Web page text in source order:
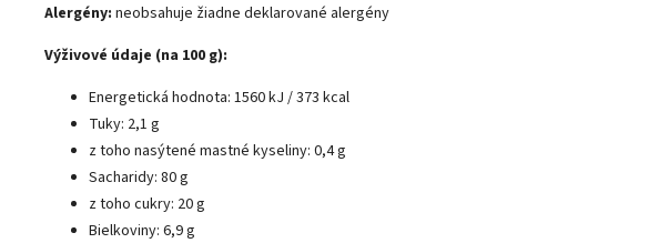
Alergény: neobsahuje žiadne deklarované alergény
Výživové údaje (na 100 g):
Energetická hodnota: 1560 kJ / 373 kcal
Tuky: 2,1 g
z toho nasýtené mastné kyseliny: 0,4 g
Sacharidy: 80 g
z toho cukry: 20 g
Bielkoviny: 6,9 g